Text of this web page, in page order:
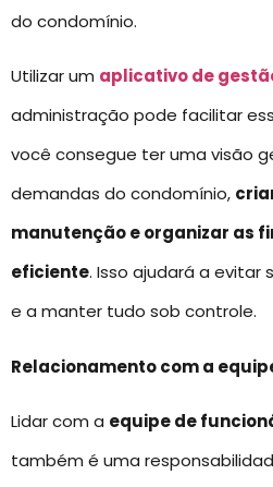
do condomínio.
Utilizar um aplicativo de
administração pode facilitar
você consegue ter uma visão
demandas do condomínio,
manutenção e organizar as
eficiente. Isso ajudará a evitar
e a manter tudo sob controle.
Relacionamento com a
Lidar com a equipe de
também é uma